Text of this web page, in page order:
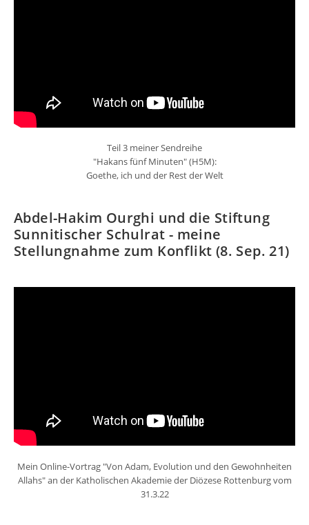
Teil 3 meiner Sendreihe
"Hakans fünf Minuten" (H5M):
Goethe, ich und der Rest der Welt
Abdel-Hakim Ourghi und die Stiftung
Sunnitischer Schulrat - meine
Stellungnahme zum Konflikt (8. Sep. 21)
Mein Online-Vortrag "Von Adam, Evolution und den Gewohnheiten
Allahs" an der Katholischen Akademie der Diözese Rottenburg vom
31.3.22